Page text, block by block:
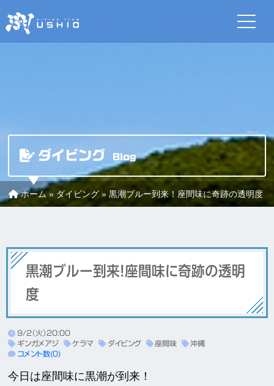
ダイビング Blog
ホーム» ダイビング» 黒潮ブルー到来！座間味に奇跡の透明度
黒潮ブルー到来！座間味に奇跡の透明
度
9/2（火）20:00
ギンガメアジ
ケラマ ダイビング 座間味
沖縄
コメント数(0)
今日は座間味に黒潮が到来！